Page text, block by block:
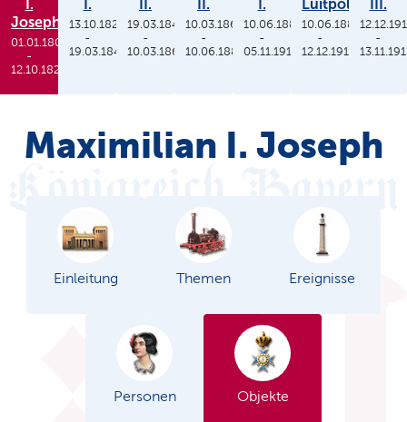
I.
Joseph
01.01.1806
-
12.10.1825
I.
13.10.1825
-
19.03.1848
II.
19.03.1848
-
10.03.1864
II.
10.03.1864
-
10.06.1886
I.
10.06.1886
-
05.11.1913
Luitpold
10.06.1886
-
12.12.1912
III.
-
Maximilian I. Joseph
Einleitung Themen Ereignisse
Personen Objekte